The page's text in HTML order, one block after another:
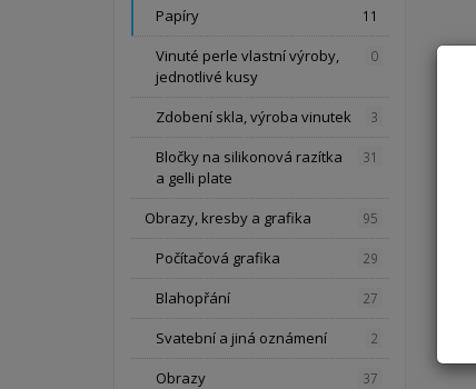
Papíry 11
Vinuté perle vlastní výroby,
jednotlivé kusy
0
Zdobení skla, výroba vinutek 3
Bločky na silikonová razítka
a gelli plate
31
Obrazy, kresby a grafika 95
Počítačová grafika 29
Blahopřání 27
Svatební a jiná oznámení 2
Obrazy 37